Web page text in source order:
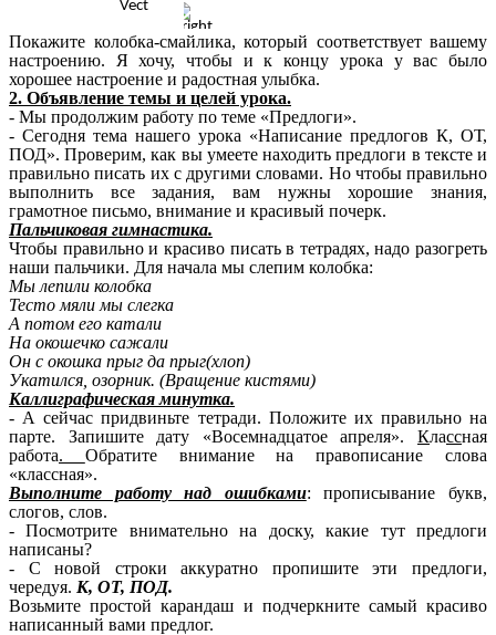
Покажите колобка-смайлика, который соответствует вашему
настроению. Я хочу, чтобы и к концу урока у вас было
хорошее настроение и радостная улыбка.
2. Объявление темы и целей урока.
- Мы продолжим работу по теме «Предлоги».
- Сегодня тема нашего урока «Написание предлогов К, ОТ,
ПОД». Проверим, как вы умеете находить предлоги в тексте и
правильно писать их с другими словами. Но чтобы правильно
выполнить все задания, вам нужны хорошие знания,
грамотное письмо, внимание и красивый почерк.
Пальчиковая гимнастика.
Чтобы правильно и красиво писать в тетрадях, надо разогреть
наши пальчики. Для начала мы слепим колобка:
Мы лепили колобка
Тесто мяли мы слегка
А потом его катали
На окошечко сажали
Он с окошка прыг да прыг(хлоп)
Укатился, озорник. (Вращение кистями)
Каллиграфическая минутка.
- А сейчас придвиньте тетради. Положите их правильно на
парте. Запишите дату «Восемнадцатое апреля». Классная
работа. Обратите внимание на правописание слова
«классная».
Выполните работу над ошибками: прописывание букв,
слогов, слов.
- Посмотрите внимательно на доску, какие тут предлоги
написаны?
- С новой строки аккуратно пропишите эти предлоги,
чередуя. К, ОТ, ПОД.
Возьмите простой карандаш и подчеркните самый красиво
написанный вами предлог.